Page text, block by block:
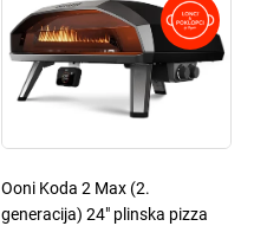
Ooni Koda 2 Max (2.
generacija) 24" plinska pizza